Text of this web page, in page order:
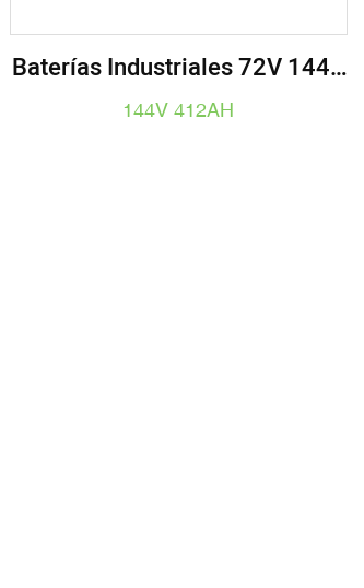
Baterías Industriales 72V 144V
400V 600V Para Camión
144V 412AH